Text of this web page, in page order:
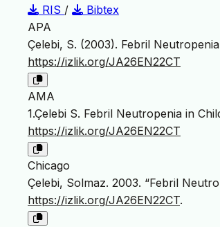
RIS /
Bibtex
APA
Çelebi, S. (2003). Febril
https://izlik.org/JA26EN22CT
AMA
1.Çelebi S. Febril Neutropenia in
https://izlik.org/JA26EN22CT
Chicago
Çelebi, Solmaz. 2003. “Febril
https://izlik.org/JA26EN22CT.